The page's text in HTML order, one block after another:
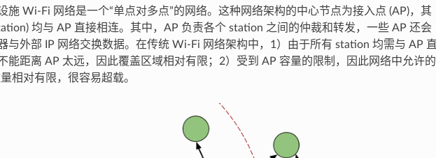
施 Wi-Fi 网络是一个“单点对多点”的网络。这种网络架构的中心节点为接入点 (AP)，其
均与 AP 直接相连。其中，AP 负责各个 station 之间的仲裁和转发，一些 AP 还会
与外部 IP 网络交换数据。在传统 Wi-Fi 网络架构中，1）由于所有 station 均需与 AP 直
能距离 AP 太远，因此覆盖区域相对有限；2）受到 AP 容量的限制，因此网络中允许的
相对有限，很容易超载。